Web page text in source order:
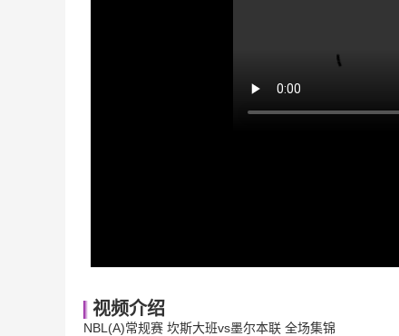
视频介绍
NBL(A)常规赛 坎斯大班vs墨尔本联 全场集锦